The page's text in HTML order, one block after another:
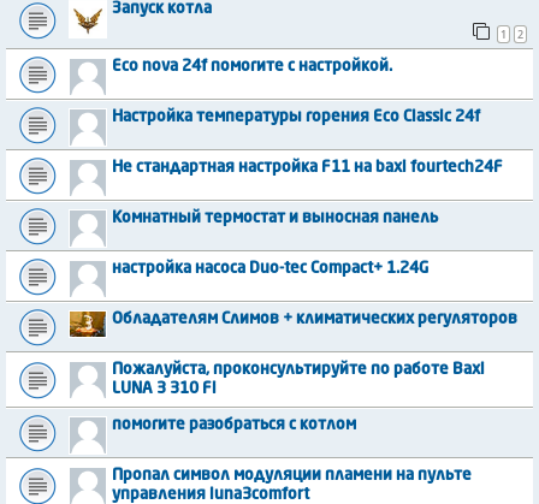
Запуск котла
1
2
Eco nova 24f помогите с настройкой.
Настройка температуры горения Eco Classic 24f
Не стандартная настройка F11 на baxi fourtech24F
Комнатный термостат и выносная панель
настройка насоса Duo-tec Compact+ 1.24G
Обладателям Слимов + климатических регуляторов
Пожалуйста, проконсультируйте по работе Baxi
LUNA 3 310 Fi
помогите разобраться с котлом
Пропал символ модуляции пламени на пульте
управления luna3comfort